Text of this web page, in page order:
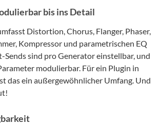
bis ins Detail
Distortion, Chorus, Flanger, Phaser,
Kompressor und parametrischen EQ
Sends sind pro Generator einstellbar, und
modulierbar. Für ein Plugin in
das ein außergewöhnlicher Umfang. Und